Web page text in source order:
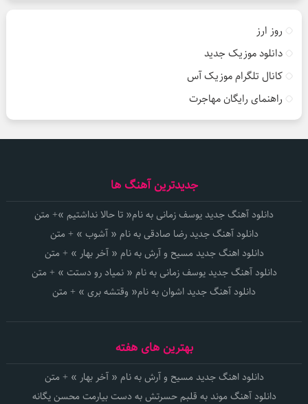
روز ارز
دانلود موزیک جدید
کانال تلگرام موزیک آس
راهنمای رایگان مهاجرت
جدیدترین آهنگ ها
دانلود آهنگ جدید یوسف زمانی به نام« تا حالا نداشتیم »+ متن
دانلود آهنگ جدید رضا صادقی به نام « آشوب » + متن
دانلود اهنگ جدید مسیح و آرش به نام « آخر بهار » + متن
دانلود آهنگ جدید یوسف زمانی به نام « نمیاد رو دستت » + متن
دانلود آهنگ جدید اشوان به نام« وقتشه بری » + متن
بهترین های هفته
دانلود اهنگ جدید مسیح و آرش به نام « آخر بهار » + متن
دانلود آهنگ موند به قلبم حسرتش به دست بیارمت محسن یگانه